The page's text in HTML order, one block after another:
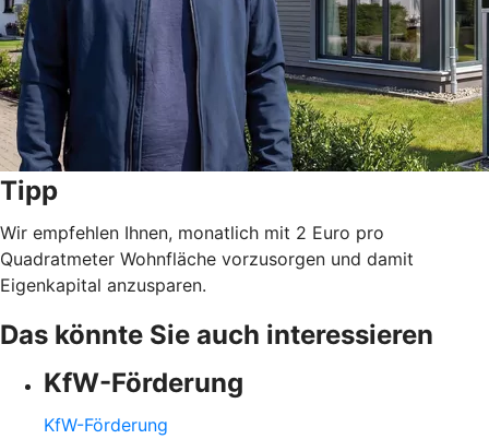
Tipp
Wir empfehlen Ihnen, monatlich mit 2 Euro pro
Quadratmeter Wohnfläche vorzusorgen und damit
Eigenkapital anzusparen.
Das könnte Sie auch interessieren
KfW-Förderung
KfW-Förderung